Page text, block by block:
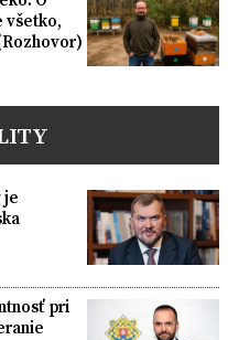
všetko,
je
pri